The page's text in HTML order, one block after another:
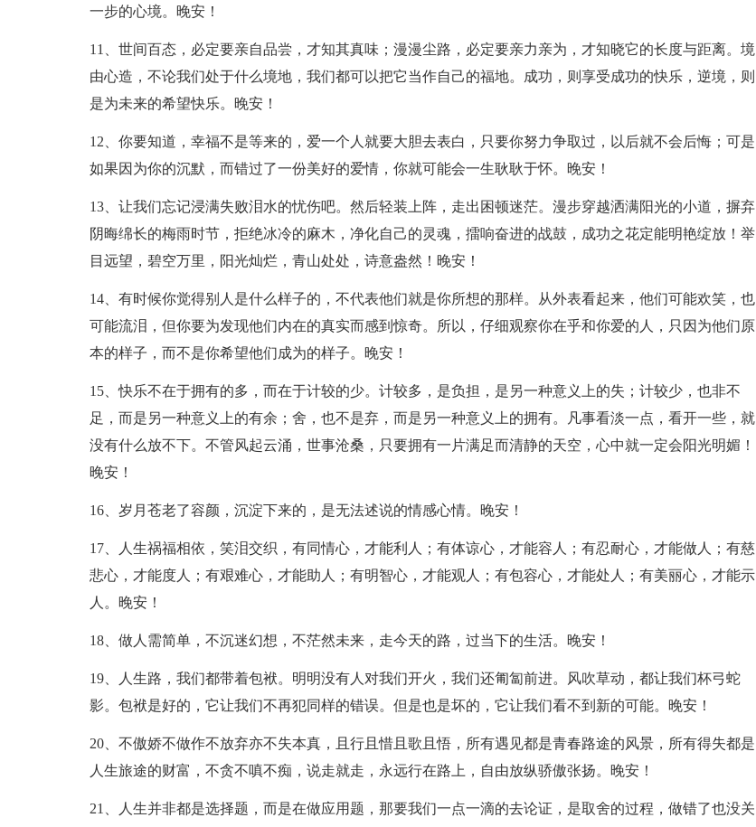
一步的心境。晚安！
11、世间百态，必定要亲自品尝，才知其真味；漫漫尘路，必定要亲力亲为，才知晓它的长度与距离。境
由心造，不论我们处于什么境地，我们都可以把它当作自己的福地。成功，则享受成功的快乐，逆境，则
是为未来的希望快乐。晚安！
12、你要知道，幸福不是等来的，爱一个人就要大胆去表白，只要你努力争取过，以后就不会后悔；可是
如果因为你的沉默，而错过了一份美好的爱情，你就可能会一生耿耿于怀。晚安！
13、让我们忘记浸满失败泪水的忧伤吧。然后轻装上阵，走出困顿迷茫。漫步穿越洒满阳光的小道，摒弃
阴晦绵长的梅雨时节，拒绝冰冷的麻木，净化自己的灵魂，擂响奋进的战鼓，成功之花定能明艳绽放！举
目远望，碧空万里，阳光灿烂，青山处处，诗意盎然！晚安！
14、有时候你觉得别人是什么样子的，不代表他们就是你所想的那样。从外表看起来，他们可能欢笑，也
可能流泪，但你要为发现他们内在的真实而感到惊奇。所以，仔细观察你在乎和你爱的人，只因为他们原
本的样子，而不是你希望他们成为的样子。晚安！
15、快乐不在于拥有的多，而在于计较的少。计较多，是负担，是另一种意义上的失；计较少，也非不
足，而是另一种意义上的有余；舍，也不是弃，而是另一种意义上的拥有。凡事看淡一点，看开一些，就
没有什么放不下。不管风起云涌，世事沧桑，只要拥有一片满足而清静的天空，心中就一定会阳光明媚！
晚安！
16、岁月苍老了容颜，沉淀下来的，是无法述说的情感心情。晚安！
17、人生祸福相依，笑泪交织，有同情心，才能利人；有体谅心，才能容人；有忍耐心，才能做人；有慈
悲心，才能度人；有艰难心，才能助人；有明智心，才能观人；有包容心，才能处人；有美丽心，才能示
人。晚安！
18、做人需简单，不沉迷幻想，不茫然未来，走今天的路，过当下的生活。晚安！
19、人生路，我们都带着包袱。明明没有人对我们开火，我们还匍匐前进。风吹草动，都让我们杯弓蛇
影。包袱是好的，它让我们不再犯同样的错误。但是也是坏的，它让我们看不到新的可能。晚安！
20、不傲娇不做作不放弃亦不失本真，且行且惜且歌且悟，所有遇见都是青春路途的风景，所有得失都是
人生旅途的财富，不贪不嗔不痴，说走就走，永远行在路上，自由放纵骄傲张扬。晚安！
21、人生并非都是选择题，而是在做应用题，那要我们一点一滴的去论证，是取舍的过程，做错了也没关